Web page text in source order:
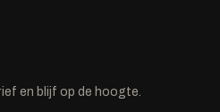
en blijf op de hoogte.